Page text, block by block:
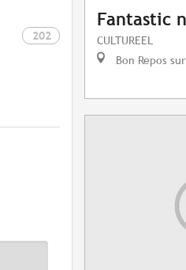
202
Fantastic
CULTUREEL
Bon Repos